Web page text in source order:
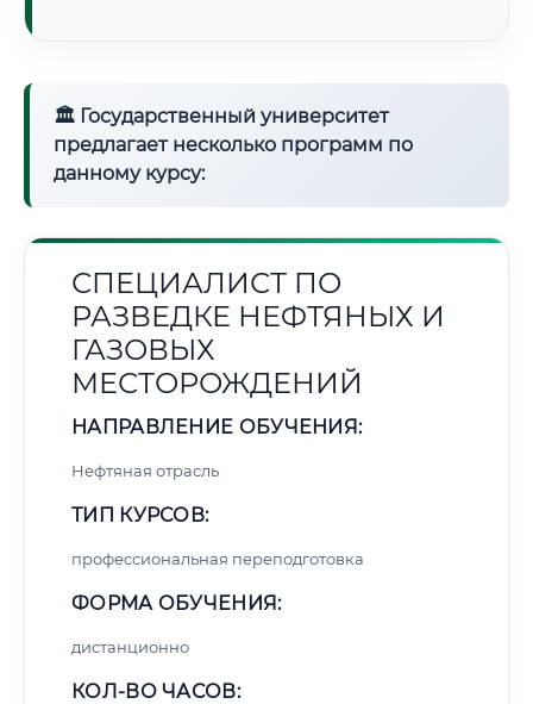
🏛 Государственный университет
предлагает несколько программ по
данному курсу:
СПЕЦИАЛИСТ ПО
РАЗВЕДКЕ НЕФТЯНЫХ И
ГАЗОВЫХ
МЕСТОРОЖДЕНИЙ
НАПРАВЛЕНИЕ ОБУЧЕНИЯ:
Нефтяная отрасль
ТИП КУРСОВ:
профессиональная переподготовка
ФОРМА ОБУЧЕНИЯ:
дистанционно
КОЛ-ВО ЧАСОВ: